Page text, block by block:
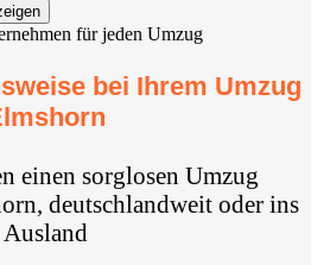
bei Ihrem Umzug
einen sorglosen Umzug
deutschlandweit oder ins
Ausland